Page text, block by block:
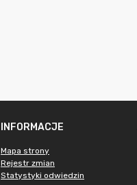
INFORMACJE
Mapa strony
Rejestr zmian
Statystyki odwiedzin